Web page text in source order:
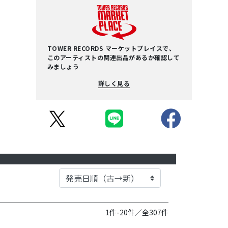
TOWER RECORDS マーケットプレイスで、
このアーティストの関連出品があるか確認して
みましょう
詳しく見る
1件-20件／全307件